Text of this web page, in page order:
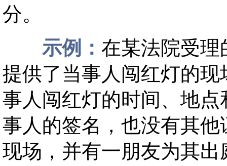
分。
示例： 在某法院受理
提供了当事人闯红灯的
事人闯红灯的时间、地
事人的签名，也没有其
现场，并有一朋友为其